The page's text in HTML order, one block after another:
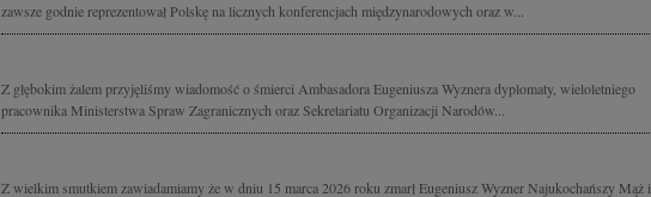
zawsze godnie reprezentował Polskę na licznych konferencjach międzynarodowych oraz w...
Z głębokim żalem przyjęliśmy wiadomość o śmierci Ambasadora Eugeniusza Wyznera dyplomaty, wieloletniego
pracownika Ministerstwa Spraw Zagranicznych oraz Sekretariatu Organizacji Narodów...
Z wielkim smutkiem zawiadamiamy że w dniu 15 marca 2026 roku zmarł Eugeniusz Wyzner Najukochańszy Mąż i